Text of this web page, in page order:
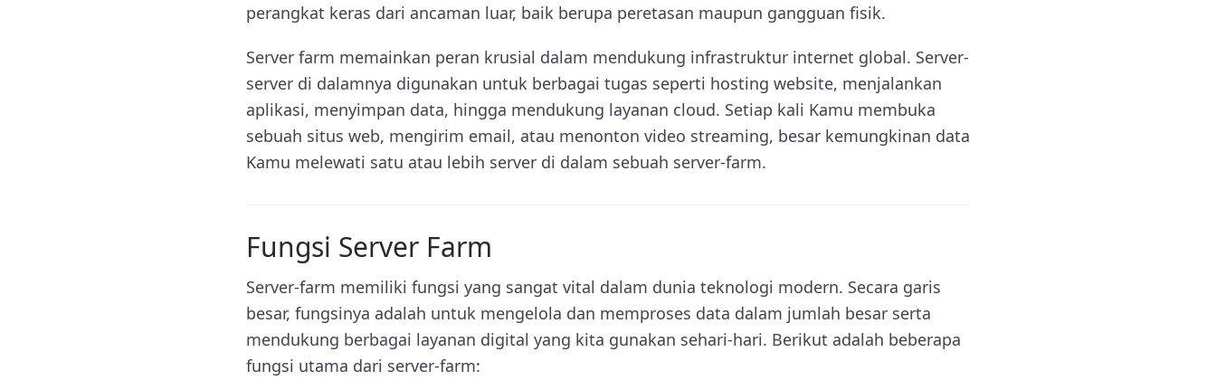
perangkat keras dari ancaman luar, baik berupa peretasan maupun gangguan fisik.
Server farm memainkan peran krusial dalam mendukung infrastruktur internet global. Server-
server di dalamnya digunakan untuk berbagai tugas seperti hosting website, menjalankan
aplikasi, menyimpan data, hingga mendukung layanan cloud. Setiap kali Kamu membuka
sebuah situs web, mengirim email, atau menonton video streaming, besar kemungkinan data
Kamu melewati satu atau lebih server di dalam sebuah server-farm.
Fungsi Server Farm
Server-farm memiliki fungsi yang sangat vital dalam dunia teknologi modern. Secara garis
besar, fungsinya adalah untuk mengelola dan memproses data dalam jumlah besar serta
mendukung berbagai layanan digital yang kita gunakan sehari-hari. Berikut adalah beberapa
fungsi utama dari server-farm: